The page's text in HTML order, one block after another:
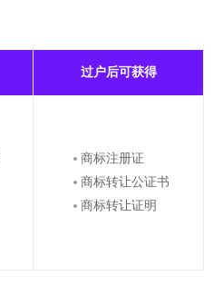
过户后可获得
商标注册证
商标转让公证书
商标转让证明